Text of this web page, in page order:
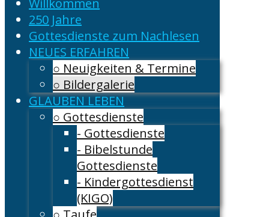
Willkommen
250 Jahre
Gottesdienste zum Nachlesen
NEUES ERFAHREN
○ Neuigkeiten & Termine
○ Bildergalerie
GLAUBEN LEBEN
○ Gottesdienste
- Gottesdienste
- Bibelstunde
Gottesdienste
- Kindergottesdienst
(KIGO)